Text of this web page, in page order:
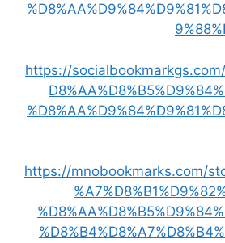
https://
https://mnobookmarks.com/